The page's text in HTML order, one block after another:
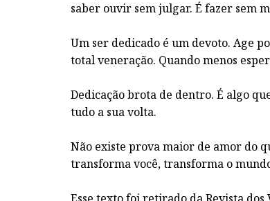
saber ouvir sem julgar. É fazer sem
Um ser dedicado é um devoto. Age
total veneração. Quando menos
Dedicação brota de dentro. É algo
tudo a sua volta.
Não existe prova maior de amor do
transforma você, transforma o